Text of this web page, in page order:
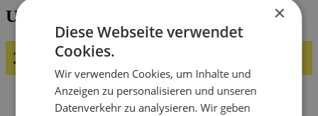
U1 zu Gast, Weihnachtssendung DEZ
24. Dezember | 10:00
Abendshopping Schwaz
U1 Musikkreuzfahrt 2027 mit Christian Reisen»
×
Diese Webseite verwendet
Cookies.
Wir verwenden Cookies, um Inhalte und
Anzeigen zu personalisieren und unseren
Datenverkehr zu analysieren. Wir geben